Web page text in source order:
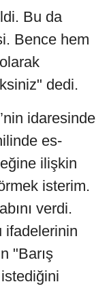
Bu da
Bence hem
dedi.
idaresinde
es-
ilişkin
isterim.
verdi.
ifadelerinin
"Barış